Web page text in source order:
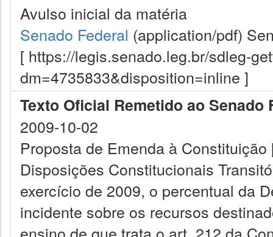
Avulso inicial da matéria
Senado Federal (application/pdf)
[ https://legis.senado.leg.br/sdleg-
dm=4735833&disposition=inline ]
Texto Oficial Remetido ao Senado
2009-10-02
Proposta de Emenda à
Disposições Constitucionais
exercício de 2009, o percentual da
incidente sobre os recursos